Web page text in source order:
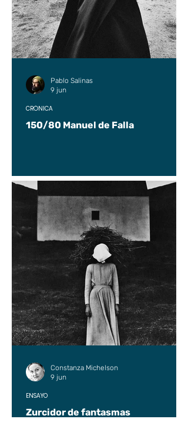
150/80 Manuel de Falla
CRÓNICA
Pablo Salinas
9 jun
Zurcidor de fantasmas
ENSAYO
Constanza Michelson
9 jun